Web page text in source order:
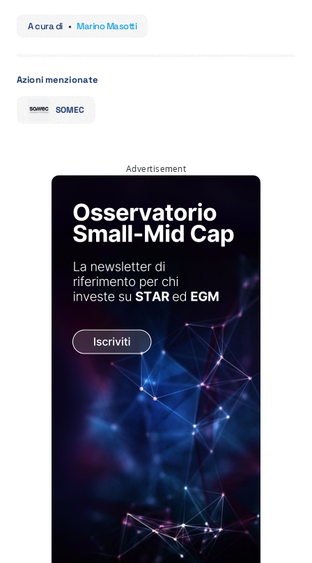
A cura di • Marino Masotti
Azioni menzionate
SOMEC
Advertisement